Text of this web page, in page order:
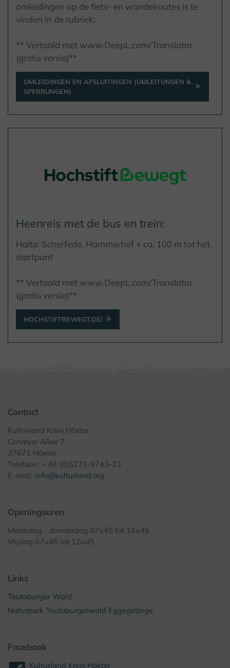
omleidingen op de fiets- en wandelroutes is te
vinden in de rubriek:
** Vertaald met www.DeepL.com/Translator
(gratis versie)**
OMLEIDINGEN EN AFSLUITINGEN (UMLEITUNGEN &
SPERRUNGEN)
Heenreis met de bus en trein:
Halte: Scherfede, Hammerhof + ca. 100 m tot het
startpunt
** Vertaald met www.DeepL.com/Translator
(gratis versie)**
HOCHSTIFTBEWEGT.DE/
Contact
Kulturland Kreis Höxter
Corveyer Allee 7
37671 Höxter
Telefoon: + 49 (0)5271-9743-23
E-mail: info@kulturland.org
Openingsuren
Maandag - donderdag 07u45 tot 16u45
Vrijdag 07u45 tot 12u45
Links
Teutoburger Wald
Naturpark Teutoburgerwald Eggegebirge
Facebook
Kulturland Kreis Höxter